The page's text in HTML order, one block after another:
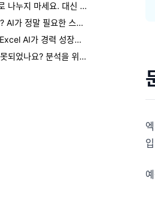
Excel에서 셀을 수동으로 나누지 마세요. 대신 한 문장으로 하세요.
엑셀 아직도 어려우세요? AI가 정말 필요한 스킬 업그레이드인 이유
복잡한 수식 학습 그만: Excel AI가 경력 성장을 여는 방법
Excel 데이터 형식이 잘못되었나요? 분석을 위해 피벗 해제하는 방법 (쉬운 방법)